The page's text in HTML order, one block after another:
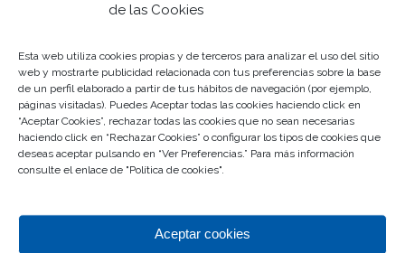
de las Cookies
Esta web utiliza cookies propias y de terceros para analizar el uso del sitio
web y mostrarte publicidad relacionada con tus preferencias sobre la base
de un perfil elaborado a partir de tus hábitos de navegación (por ejemplo,
páginas visitadas). Puedes Aceptar todas las cookies haciendo click en
“Aceptar Cookies”, rechazar todas las cookies que no sean necesarias
haciendo click en “Rechazar Cookies” o configurar los tipos de cookies que
deseas aceptar pulsando en “Ver Preferencias.” Para más información
consulte el enlace de "Política de cookies".
Aceptar cookies
Ahora sí, nos encantaría poder vercómo ha
quedado vuestra hucha. Sabemos que todos los